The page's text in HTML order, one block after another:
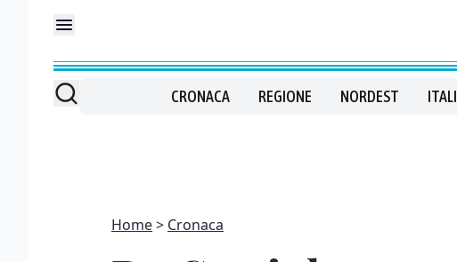
CRONACA REGIONE NORDEST
Home Cronaca